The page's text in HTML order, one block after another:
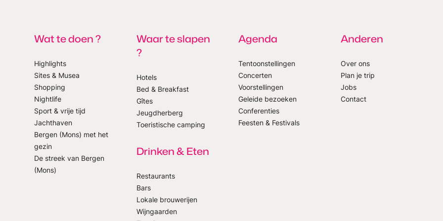
onze nieuwsbrief
Wat te doen ?
Highlights
Sites & Musea
Shopping
Nightlife
Sport & vrije tijd
Jachthaven
Bergen (Mons) met het
gezin
De streek van Bergen
(Mons)
Waar te slapen
?
Hotels
Bed & Breakfast
Gîtes
Jeugdherberg
Toeristische camping
Drinken & Eten
Restaurants
Bars
Lokale brouwerijen
Wijngaarden
Agenda
Tentoonstellingen
Concerten
Voorstellingen
Geleide bezoeken
Conferenties
Feesten & Festivals
Anderen
Over ons
Plan je trip
Jobs
Contact